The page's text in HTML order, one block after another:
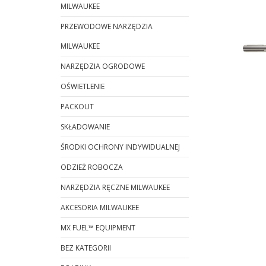
MILWAUKEE
PRZEWODOWE NARZĘDZIA
MILWAUKEE
NARZĘDZIA OGRODOWE
OŚWIETLENIE
PACKOUT
SKŁADOWANIE
ŚRODKI OCHRONY INDYWIDUALNEJ
ODZIEŻ ROBOCZA
NARZĘDZIA RĘCZNE MILWAUKEE
AKCESORIA MILWAUKEE
MX FUEL™ EQUIPMENT
BEZ KATEGORII